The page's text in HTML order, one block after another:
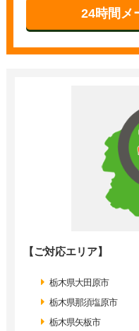
24時間メ
【ご対応エリア】
栃木県大田原市
栃木県那須塩原市
栃木県矢板市